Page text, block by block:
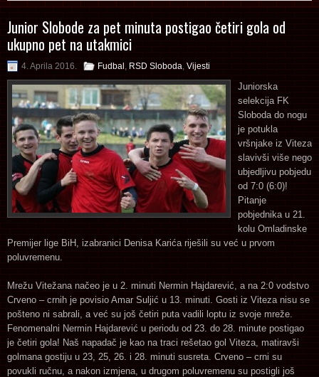
Junior Slobode za pet minuta postigao četiri gola od
ukupno pet na utakmici
4. Aprila 2016. Fudbal RSD Sloboda Vijesti
Juniorska
selekcija FK
Sloboda do nogu
je potukla
vršnjake iz Viteza
slavivši više nego
ubjedljivu pobjedu
od 7:0 (6:0)!
Pitanje
pobjednika u 21.
kolu Omladinske
Premijer lige BiH, izabranici Denisa Karića riješili su već u prvom
poluvremenu.
Mrežu Vitežana načeo je u 2. minuti Nermin Hajdarević, a na 2:0 vodstvo
Crveno – crnih je povisio Amar Suljić u 13. minuti. Gosti iz Viteza nisu se
pošteno ni sabrali, a već su još četiri puta vadili loptu iz svoje mreže.
Fenomenalni Nermin Hajdarević u periodu od 23. do 28. minute postigao
je četiri gola! Naš napadač je kao na traci rešetao gol Viteza, matiravši
golmana gostiju u 23, 25, 26. i 28. minuti susreta. Crveno – crni su
povukli ručnu, a nakon izmjena, u drugom poluvremenu su postigli još